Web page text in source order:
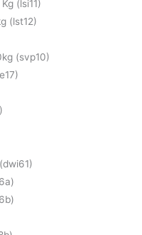
(lsi11)
(lst12)
(svp10)